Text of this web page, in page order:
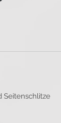
Seitenschlitze